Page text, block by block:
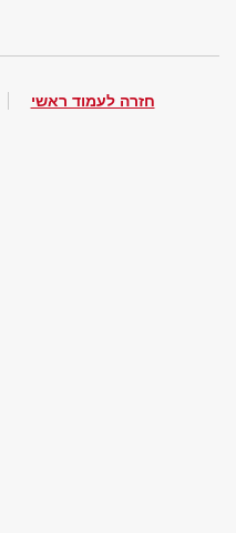
חזרה לעמוד ראשי